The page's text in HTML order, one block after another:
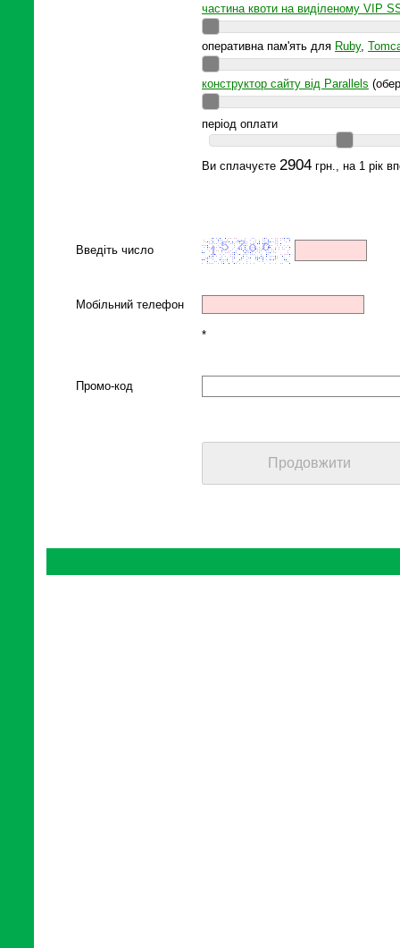
частина квоти на виділеному VIP
оперативна пам'ять для Ruby,
конструктор сайту від Parallels
період оплати
Ви сплачуєте 2904 грн., на 1 рік
Введіть число
Мобільний телефон
*
Промо-код